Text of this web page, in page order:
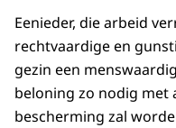
Eenieder, die arbeid
rechtvaardige en
gezin een
beloning zo nodig met
bescherming zal